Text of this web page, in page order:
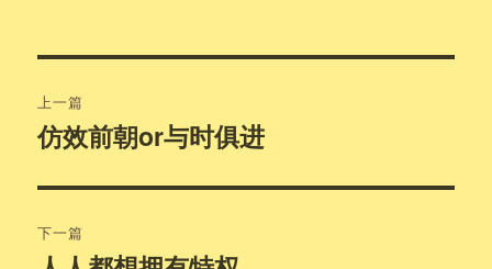
章
航
上一篇
上
文
章：
仿效前朝or与时俱进
下一篇